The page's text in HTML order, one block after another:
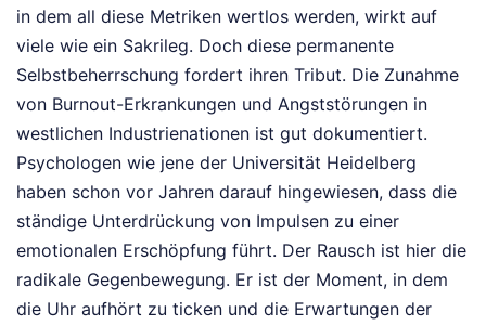
in dem all diese Metriken wertlos werden, wirkt auf
viele wie ein Sakrileg. Doch diese permanente
Selbstbeherrschung fordert ihren Tribut. Die Zunahme
von Burnout-Erkrankungen und Angststörungen in
westlichen Industrienationen ist gut dokumentiert.
Psychologen wie jene der Universität Heidelberg
haben schon vor Jahren darauf hingewiesen, dass die
ständige Unterdrückung von Impulsen zu einer
emotionalen Erschöpfung führt. Der Rausch ist hier die
radikale Gegenbewegung. Er ist der Moment, in dem
die Uhr aufhört zu ticken und die Erwartungen der